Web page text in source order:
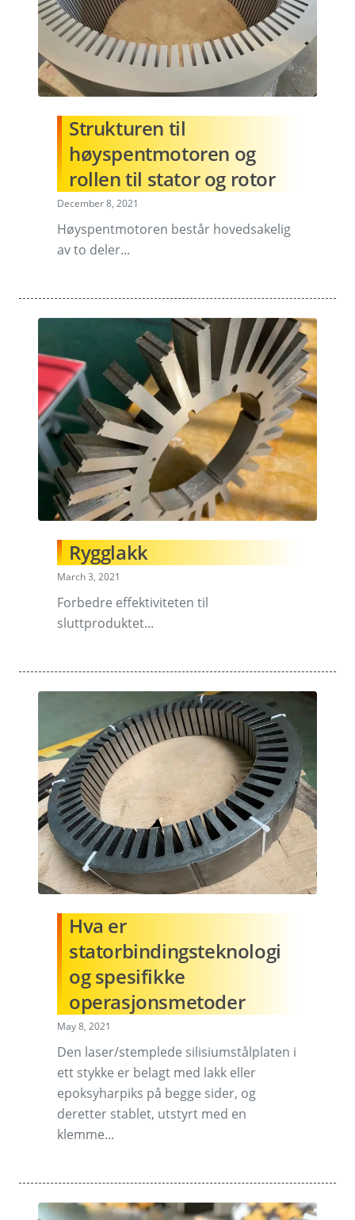
Strukturen til
høyspentmotoren og
rollen til stator og rotor
December 8, 2021
Høyspentmotoren består hovedsakelig
av to deler...
Rygglakk
March 3, 2021
Forbedre effektiviteten til
sluttproduktet...
Hva er
statorbindingsteknologi
og spesifikke
operasjonsmetoder
May 8, 2021
Den laser/stemplede silisiumstålplaten i
ett stykke er belagt med lakk eller
epoksyharpiks på begge sider, og
deretter stablet, utstyrt med en
klemme...